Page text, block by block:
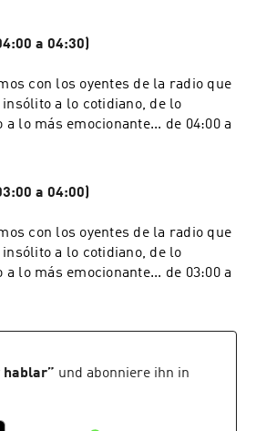
a 04:30)
con los oyentes de la radio que
a lo cotidiano, de lo
lo más emocionante... de 04:00 a
a 04:00)
con los oyentes de la radio que
a lo cotidiano, de lo
lo más emocionante... de 03:00 a
hablar” und abonniere ihn in